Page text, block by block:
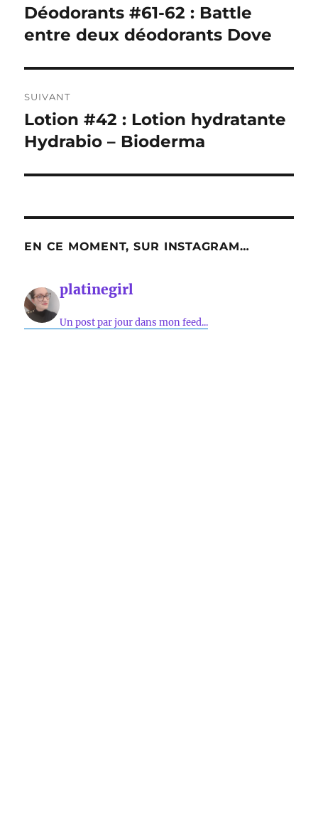
de
l’article
Publication
précédente :
Déodorants #61-62 : Battle
entre deux déodorants Dove
SUIVANT
Publication
suivante :
Lotion #42 : Lotion hydratante
Hydrabio – Bioderma
EN CE MOMENT, SUR INSTAGRAM…
platinegirl
Un post par jour dans mon feed...